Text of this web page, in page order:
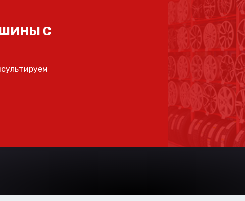
С